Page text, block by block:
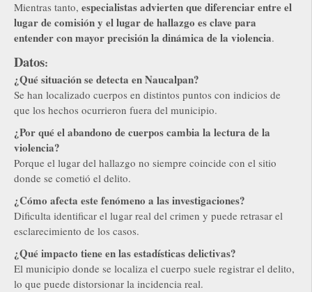
Mientras tanto, especialistas advierten que diferenciar entre el
lugar de comisión y el lugar de hallazgo es clave para
entender con mayor precisión la dinámica de la violencia.
Datos:
¿Qué situación se detecta en Naucalpan?
Se han localizado cuerpos en distintos puntos con indicios de
que los hechos ocurrieron fuera del municipio.
¿Por qué el abandono de cuerpos cambia la lectura de la
violencia?
Porque el lugar del hallazgo no siempre coincide con el sitio
donde se cometió el delito.
¿Cómo afecta este fenómeno a las investigaciones?
Dificulta identificar el lugar real del crimen y puede retrasar el
esclarecimiento de los casos.
¿Qué impacto tiene en las estadísticas delictivas?
El municipio donde se localiza el cuerpo suele registrar el delito,
lo que puede distorsionar la incidencia real.